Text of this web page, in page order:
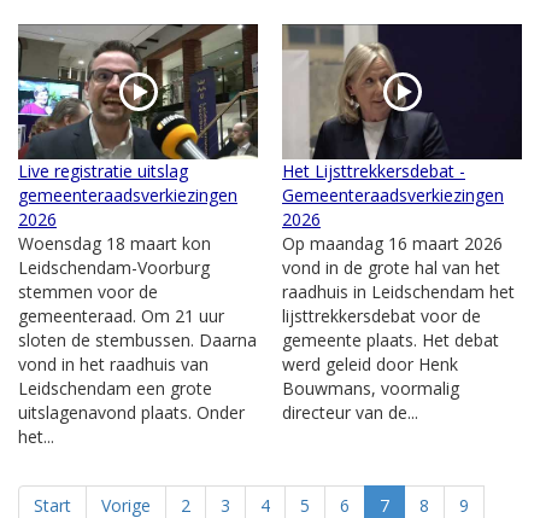
Live registratie uitslag
gemeenteraadsverkiezingen
2026
Woensdag 18 maart kon
Leidschendam-Voorburg
stemmen voor de
gemeenteraad. Om 21 uur
sloten de stembussen. Daarna
vond in het raadhuis van
Leidschendam een grote
uitslagenavond plaats. Onder
het...
Het Lijsttrekkersdebat -
Gemeenteraadsverkiezingen
2026
Op maandag 16 maart 2026
vond in de grote hal van het
raadhuis in Leidschendam het
lijsttrekkersdebat voor de
gemeente plaats. Het debat
werd geleid door Henk
Bouwmans, voormalig
directeur van de...
Start Vorige 2 3 4 5 6 7 8
9